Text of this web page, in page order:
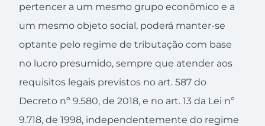
pertencer a um mesmo grupo econômico e a
um mesmo objeto social, poderá manter-se
optante pelo regime de tributação com base
no lucro presumido, sempre que atender aos
requisitos legais previstos no art. 587 do
Decreto nº 9.580, de 2018, e no art. 13 da Lei nº
9.718, de 1998, independentemente do regime